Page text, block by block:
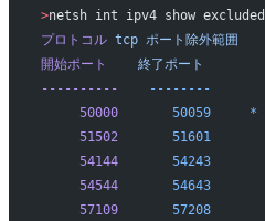
>netsh int ipv4 show
プロトコル tcp ポート除外範囲
開始ポート
    終了ポート
----------
    --------
     50000
       50059
     *
     51502
       51601
     54144
       54243
     54544
       54643
     57109
       57208